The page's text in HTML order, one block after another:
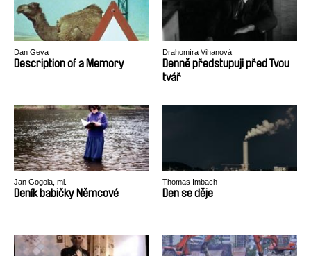
Dan Geva
Description of a Memory
Drahomíra Vihanová
Denně předstupuji před Tvou
tvář
Jan Gogola, ml.
Deník babičky Němcové
Thomas Imbach
Den se děje